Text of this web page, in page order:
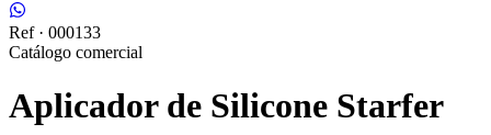
Ref · 000133
Catálogo comercial
Aplicador de Silicone Starfer